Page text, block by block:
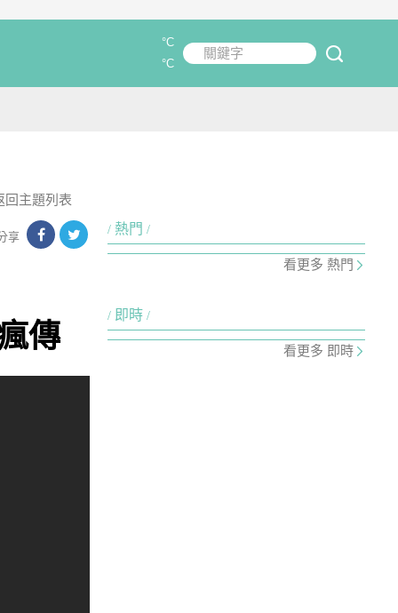
關鍵字
°C
°C
回主題列表
享
傳
熱門
看更多 熱門
即時
看更多 即時